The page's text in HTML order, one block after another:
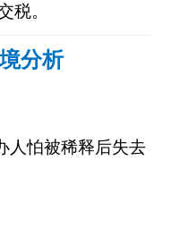
税。
分析
人怕被稀释后失去